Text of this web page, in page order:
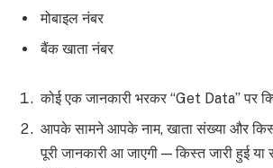
मोबाइल नंबर
बैंक खाता नंबर
कोई एक जानकारी भरकर “Get Data” पर
आपके सामने आपके नाम, खाता संख्या और
पूरी जानकारी आ जाएगी — किस्त जारी हुई